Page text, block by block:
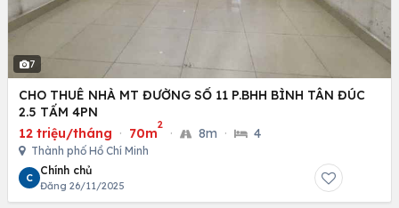
7
CHO THUÊ NHÀ MT ĐƯỜNG SỐ 11 P.BHH BÌNH TÂN ĐÚC
2.5 TẤM 4PN
12 triệu/tháng · 70m
2
· 8m · 4
Thành phố Hồ Chí Minh
C
Chính chủ
Đăng 26/11/2025